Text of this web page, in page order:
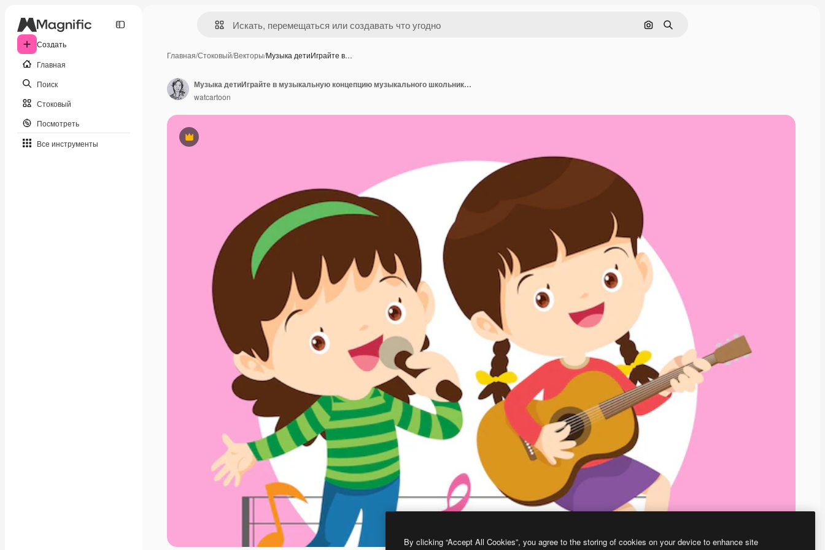
Создать
Главная
Поиск
Стоковый
Посмотреть
Все инструменты
Поиск по изображению
Поиск
Главная/Стоковый/Векторы/Музыка детиИграйте в…
Премиум
Музыка детиИграйте в музыкальную концепцию музыкального школьника, музыканта, различные действия, играющего музыку
watcartoon
By clicking “Accept All Cookies”, you agree to the storing of cookies on your device to enhance site